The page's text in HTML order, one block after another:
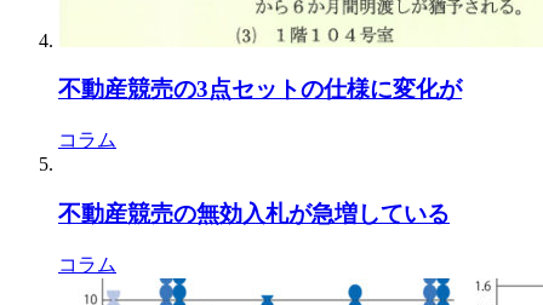
不動産競売の3点セットの仕様に変化が
コラム
不動産競売の無効入札が急増している
コラム